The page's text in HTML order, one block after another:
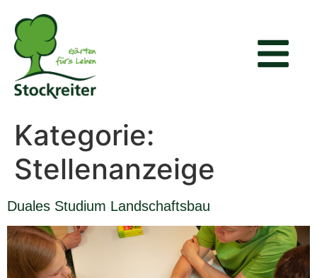
Kategorie:
Stellenanzeige
Duales Studium Landschaftsbau